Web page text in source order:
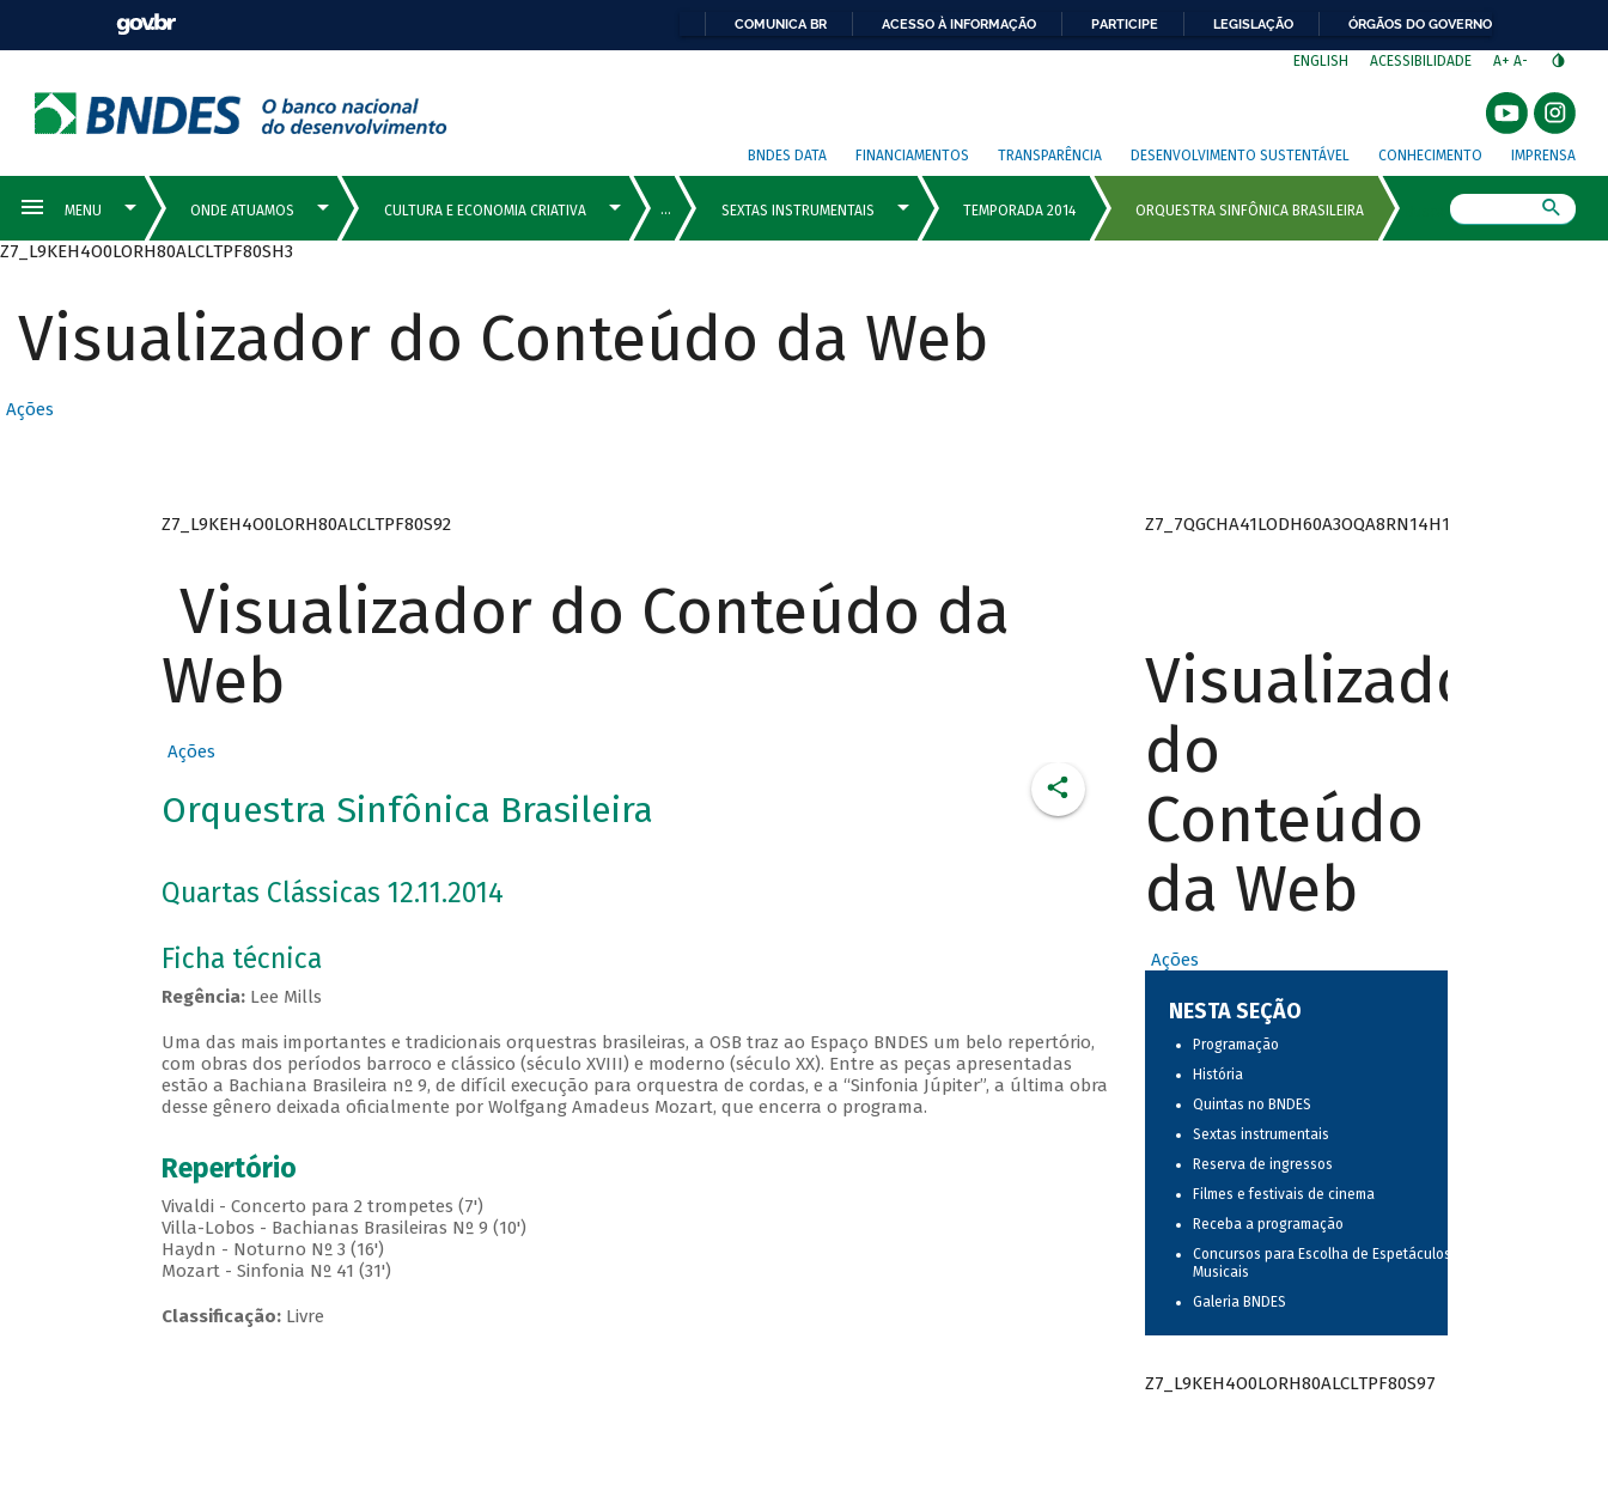
COMUNICA BR ACESSO À INFORMAÇÃO PARTICIPE LEGISLAÇÃO ÓRGÃOS DO GOVERNO
ENGLISH ACESSIBILIDADE A+ A-
BNDES DATA FINANCIAMENTOS TRANSPARÊNCIA DESENVOLVIMENTO SUSTENTÁVEL CONHECIMENTO IMPRENSA
Z7_L9KEH4O0LORH80ALCLTPF80SH3
Visualizador do Conteúdo da Web
Ações
Z7_L9KEH4O0LORH80ALCLTPF80S92
Visualizador do Conteúdo da
Web
Ações
Orquestra Sinfônica Brasileira
Quartas Clássicas 12.11.2014
Ficha técnica
Regência:Lee Mills
Uma das mais importantes e tradicionais orquestras brasileiras, a OSB traz ao Espaço BNDES um belo repertório,
com obras dos períodos barroco e clássico (século XVIII) e moderno (século XX). Entre as peças apresentadas
estão a Bachiana Brasileira nº 9, de difícil execução para orquestra de cordas, e a “Sinfonia Júpiter”, a última obra
desse gênero deixada oficialmente por Wolfgang Amadeus Mozart, que encerra o programa.
Repertório
Vivaldi - Concerto para 2 trompetes (7')
Villa-Lobos - Bachianas Brasileiras Nº 9 (10')
Haydn - Noturno Nº 3 (16')
Mozart - Sinfonia Nº 41 (31')
Classificação:Livre
Z7_7QGCHA41LODH60A3OQA8RN14H1
Visualizador
do
Conteúdo
da Web
Ações
NESTA SEÇÃO
Programação
História
Quintas no BNDES
Sextas instrumentais
Reserva de ingressos
Filmes e festivais de cinema
Receba a programação
Concursos para Escolha de Espetáculos
Musicais
Galeria BNDES
Z7_L9KEH4O0LORH80ALCLTPF80S97